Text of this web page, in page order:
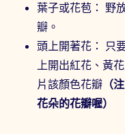
葉子或花苞： 野
瓣。
頭上開著花： 只
上開出紅花、黃
片該顏色花瓣 （
花朵的花瓣喔）